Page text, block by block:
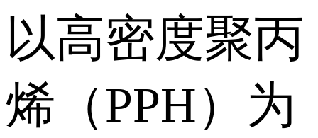
以高密度聚丙
烯（PPH）为